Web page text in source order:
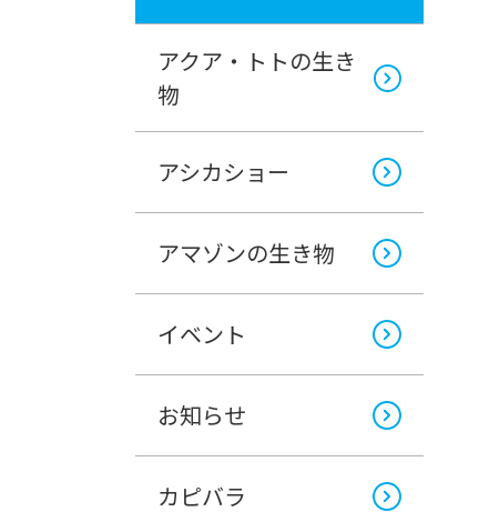
アクア・トトの生き
物
アシカショー
アマゾンの生き物
イベント
お知らせ
カピバラ